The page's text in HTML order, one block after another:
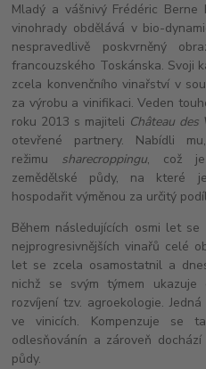
Mladý a vášnivý Frédéric
vinohrady obdělává v bio-
nespravedlivě poskvrněný
francouzského Toskánska. Svoji
zcela konvenčního vinařství v
za výrobu a vinifikaci. Veden
roku 2013 s majiteli Château des
otevřené partnery. Nabídli
režimu sharecroppingu, což je
zemědělské půdy, na které
hospodařit výměnou za určitý
Během následujících osmi let
nejprogresivnějších vinařů celé
let se zcela osamostatnil a
nichž se svým týmem
rozvíjení tzv. agroekologie.
ve vinicích. Kompenzuje se
odlesňovánín a zároveň
půdy.